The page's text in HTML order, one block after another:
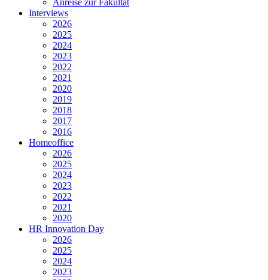
Anreise zur Fakultät
Interviews
2026
2025
2024
2023
2022
2021
2020
2019
2018
2017
2016
Homeoffice
2026
2025
2024
2023
2022
2021
2020
HR Innovation Day
2026
2025
2024
2023